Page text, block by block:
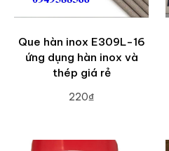
Que hàn inox E309L-16
ứng dụng hàn inox và
thép giá rẻ
220₫